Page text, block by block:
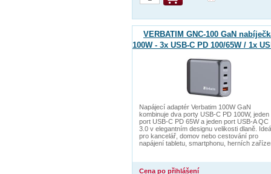
VERBATIM GNC-100 GaN
100W - 3x USB-C PD 100/65W / 1x
QC 3.0
Napájecí adaptér Verbatim 100W GaN
kombinuje dva porty USB-C PD 100W, jeden
port USB-C PD 65W a jeden port USB-A QC
3.0 v elegantním designu velikosti dlaně.
pro kancelář, domov nebo cestování pro
napájení tabletu, smartphonu, herních
Cena po přihlášení